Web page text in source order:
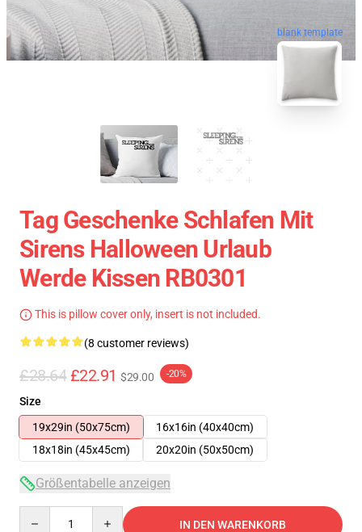
blank template
Tag Geschenke Schlafen Mit
Sirens Halloween Urlaub
Werde Kissen RB0301
This is pillow cover only, insert is not included.
(8 customer reviews)
£28.64 £22.91 $29.00 -20%
Size
19x29in (50x75cm)
16x16in (40x40cm)
18x18in (45x45cm)
20x20in (50x50cm)
Größentabelle anzeigen
IN DEN WARENKORB